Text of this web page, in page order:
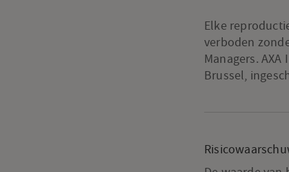
Elke
verboden
Managers.
Brussel,